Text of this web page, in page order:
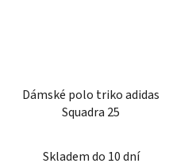
Dámské polo triko adidas
Squadra 25
Skladem do 10 dní